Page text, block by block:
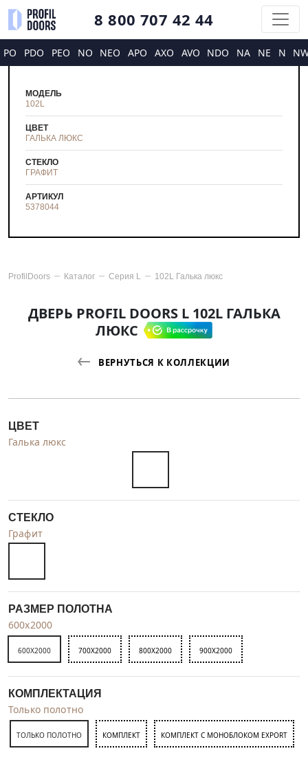
8 800 707 42 44
PO PDO PEO NO NEO APO AXO AVO NDO NA NE N
МОДЕЛЬ
102L
ЦВЕТ
ГАЛЬКА ЛЮКС
СТЕКЛО
ГРАФИТ
АРТИКУЛ
5378044
ProfilDoors Каталог Серия L 102L Галька люкс
ДВЕРЬ PROFIL DOORS L 102L ГАЛЬКА
ЛЮКС
ВЕРНУТЬСЯ К КОЛЛЕКЦИИ
ЦВЕТ
Галька люкс
СТЕКЛО
Графит
РАЗМЕР ПОЛОТНА
600x2000
600X2000 700X2000 800X2000 900X2000
КОМПЛЕКТАЦИЯ
Только полотно
ТОЛЬКО ПОЛОТНО КОМПЛЕКТ КОМПЛЕКТ С МОНОБЛОКОМ EXPORT